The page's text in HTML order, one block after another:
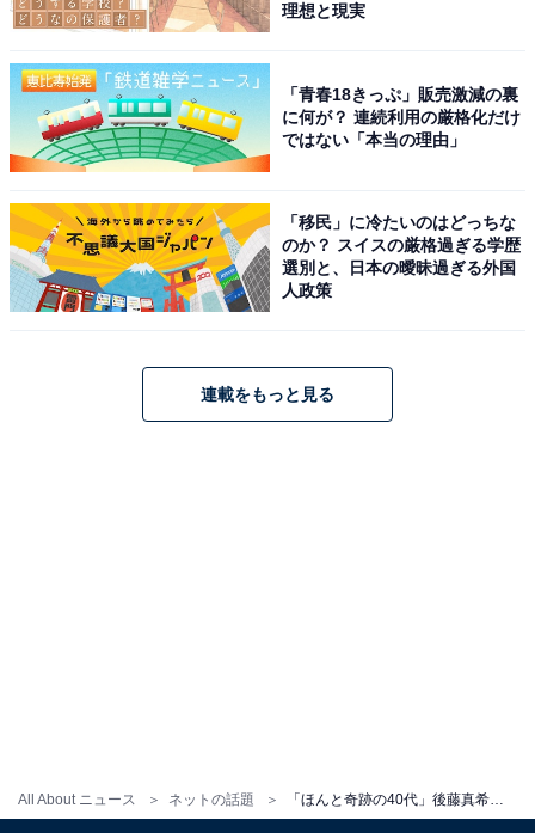
All About ニュース ネットの話題
理想と現実
「青春18きっぷ」販売激減の裏
に何が？ 連続利用の厳格化だけ
ではない「本当の理由」
「移民」に冷たいのはどっちな
のか？ スイスの厳格過ぎる学歴
選別と、日本の曖昧過ぎる外国
人政策
連載をもっと見る